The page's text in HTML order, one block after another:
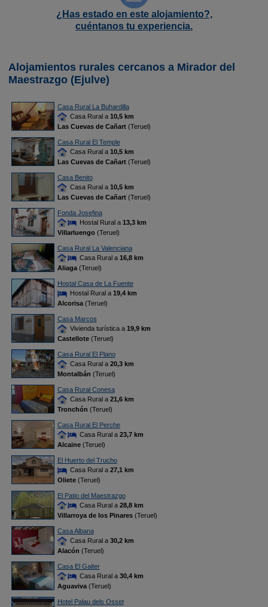
¿Has estado en este alojamiento?,
cuéntanos tu experiencia.
Alojamientos rurales cercanos a Mirador del
Maestrazgo (Ejulve)
Casa Rural La Buhardilla
Casa Rural a 10,5 km
Las Cuevas de Cañart(Teruel)
Casa Rural El Temple
Casa Rural a 10,5 km
Las Cuevas de Cañart(Teruel)
Casa Benito
Casa Rural a 10,5 km
Las Cuevas de Cañart(Teruel)
Fonda Josefina
Hostal Rural a 13,3 km
Villarluengo(Teruel)
Casa Rural La Valenciana
Casa Rural a 16,8 km
Aliaga(Teruel)
Hostal Casa de La Fuente
Hostal Rural a 19,4 km
Alcorisa(Teruel)
Casa Marcos
Vivienda turística a 19,9 km
Castellote(Teruel)
Casa Rural El Plano
Casa Rural a 20,3 km
Montalbán (Teruel)
Casa Rural Conesa
Casa Rural a 21,6 km
Tronchón (Teruel)
Casa Rural El Perche
Casa Rural a 23,7 km
Alcaine(Teruel)
El Huerto del Trucho
Casa Rural a 27,1 km
Oliete(Teruel)
El Patio del Maestrazgo
Casa Rural a 28,8 km
Villarroya de los Pinares(Teruel)
Casa Albana
Casa Rural a 30,2 km
Alacón (Teruel)
Casa El Gaiter
Casa Rural a 30,4 km
Aguaviva(Teruel)
Hotel Palau dels Osset